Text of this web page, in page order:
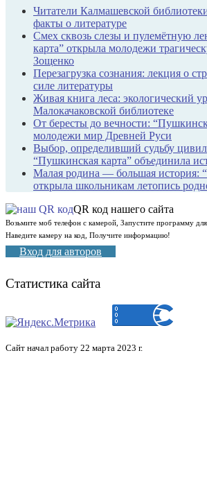
Читатели Калмашевской
факты о литературе
Смех сквозь слезы и пулемётную
карта” открыла молодежи
Зощенко
Перезагрузка сознания: лекция о
силе литературы
Живая книга леса: экологический
Малокачаковской библиотеке
От бересты до вечности:
молодежи мир Древней Руси
Выбор, определивший судьбу
“Пушкинская карта” объединила
Малая родина — большая история:
открыла школьникам летопись
QR код нашего сайта
Возьмите моб телефон с камерой, Запустите программу для
Наведите камеру на код, Получите информацию!
Вход для авторов
Статистика сайта
Сайт начал работу 22 марта 2023 г.